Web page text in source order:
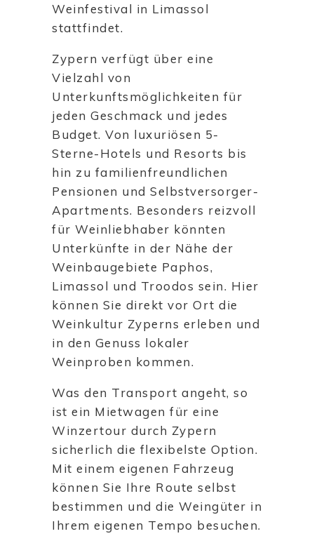
Weinfestival in Limassol
stattfindet.
Zypern verfügt über eine
Vielzahl von
Unterkunftsmöglichkeiten für
jeden Geschmack und jedes
Budget. Von luxuriösen 5-
Sterne-Hotels und Resorts bis
hin zu familienfreundlichen
Pensionen und Selbstversorger-
Apartments. Besonders reizvoll
für Weinliebhaber könnten
Unterkünfte in der Nähe der
Weinbaugebiete Paphos,
Limassol und Troodos sein. Hier
können Sie direkt vor Ort die
Weinkultur Zyperns erleben und
in den Genuss lokaler
Weinproben kommen.
Was den Transport angeht, so
ist ein Mietwagen für eine
Winzertour durch Zypern
sicherlich die flexibelste Option.
Mit einem eigenen Fahrzeug
können Sie Ihre Route selbst
bestimmen und die Weingüter in
Ihrem eigenen Tempo besuchen.